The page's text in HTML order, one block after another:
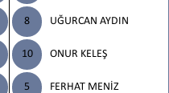
8 UĞURCAN AYDIN
10 ONUR KELEŞ
5 FERHAT MENİZ